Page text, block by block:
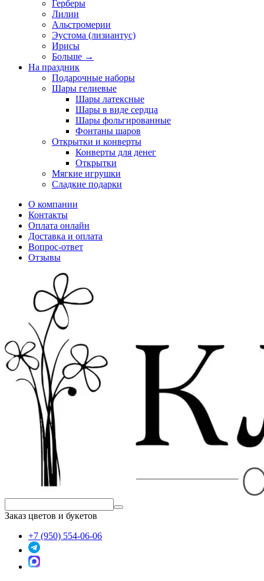
Герберы
Лилии
Альстромерии
Эустома (лизиантус)
Ирисы
Больше →
На праздник
Подарочные наборы
Шары гелиевые
Шары латексные
Шары в виде сердца
Шары фольгированные
Фонтаны шаров
Открытки и конверты
Конверты для денег
Открытки
Мягкие игрушки
Сладкие подарки
О компании
Контакты
Оплата онлайн
Доставка и оплата
Вопрос-ответ
Отзывы
Заказ цветов и букетов
+7 (950) 554-06-06